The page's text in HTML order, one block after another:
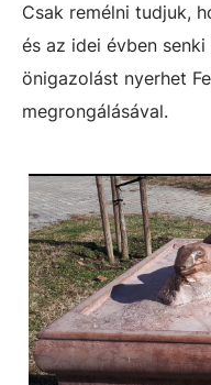
Csak remélni tudjuk,
és az idei évben
önigazolást nyerhet
megrongálásával.